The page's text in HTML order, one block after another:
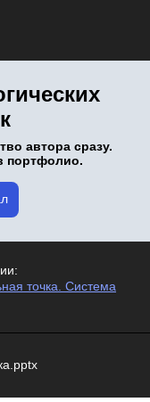
автора сразу.
портфолио.
точка. Система